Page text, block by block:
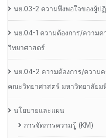
นย.03-2 ความพึงพอใจของผู้
นย.04-1 ความต้องการ/ความ
วิทยาศาสตร์
นย.04-2 ความต้องการ/ความ
คณะวิทยาศาสตร์ มหาวิทยาลัยม
นโยบายและแผน
การจัดการความรู้ (KM)